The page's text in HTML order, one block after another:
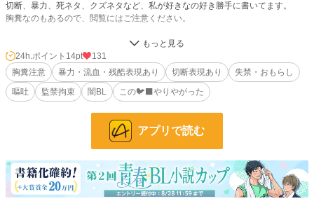
切断、暴力、死ネタ、クズネタなど、私が好きなの好き勝手に書いてます。
胸糞なのもあるので、閲覧にはご注意ください。
29,948 位 / 228,588 件
BL 7,633 位 / 31,385 件
お気に入り 33
更新日時 2025.07.04 12:54
初回公開日時 2024.07.09 12:00
24h.ポイント 14pt
131
胸糞注意
暴力・流血・残酷表現あり 切断表現あり
失禁・おもらし
嘔吐
監禁拘束 闇BL この🐦‍⬛やりやがった
アプリで読む